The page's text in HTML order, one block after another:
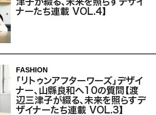
ナーたち連載 VOL.4】
FASHION
「リトゥンアフターワーズ」デザイ
ナー、山縣良和へ10の質問【渡
辺三津子が綴る、未来を照らすデ
ザイナーたち連載 VOL.3】